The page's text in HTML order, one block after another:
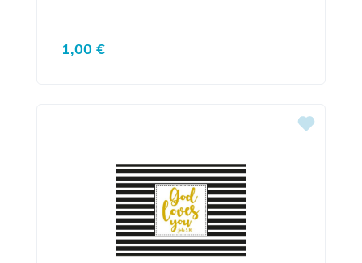
Regulärer Preis:
1,00 €